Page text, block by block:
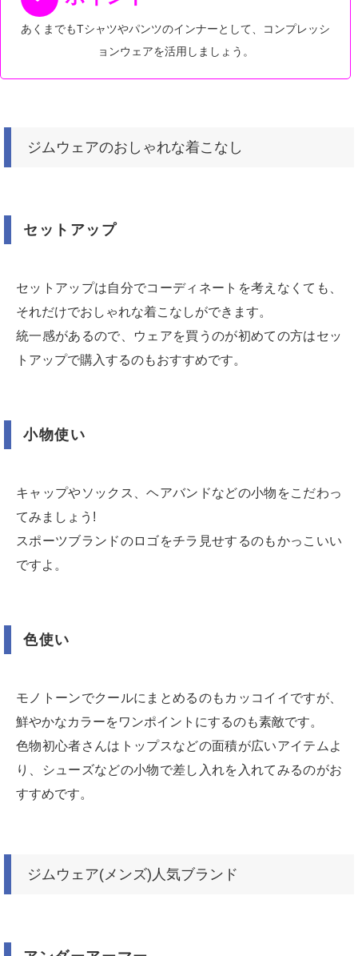
あくまでもTシャツやパンツのインナーとして、コンプレッシ
ョンウェアを活用しましょう。
ジムウェアのおしゃれな着こなし
セットアップ
セットアップは自分でコーディネートを考えなくても、
それだけでおしゃれな着こなしができます。
統一感があるので、ウェアを買うのが初めての方はセッ
トアップで購入するのもおすすめです。
小物使い
キャップやソックス、ヘアバンドなどの小物をこだわっ
てみましょう!
スポーツブランドのロゴをチラ見せするのもかっこいい
ですよ。
色使い
モノトーンでクールにまとめるのもカッコイイですが、
鮮やかなカラーをワンポイントにするのも素敵です。
色物初心者さんはトップスなどの面積が広いアイテムよ
り、シューズなどの小物で差し入れを入れてみるのがお
すすめです。
ジムウェア(メンズ)人気ブランド